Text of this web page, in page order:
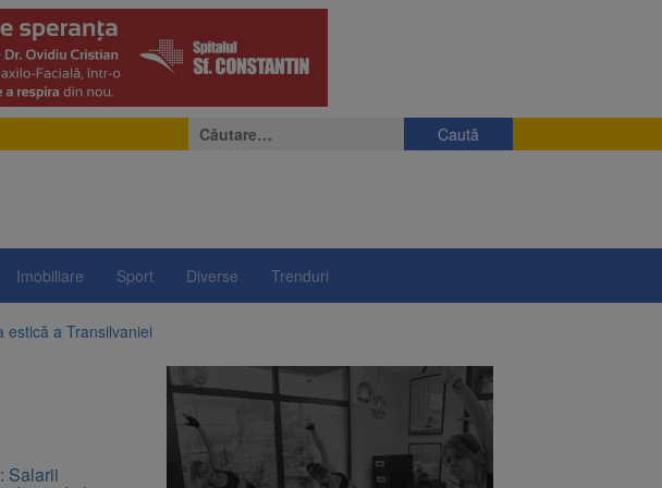
Caută
după:
Imobiliare Sport Diverse Trenduri
estică a Transilvaniei
două ori în câteva zile
prins în pădure la Ormeniș
de suspendare a președintelui Nicușor
Salarii